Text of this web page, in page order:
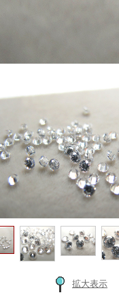
拡大表示